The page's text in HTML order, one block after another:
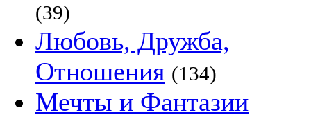
(39)
Любовь, Дружба,
Отношения (134)
Мечты и Фантазии